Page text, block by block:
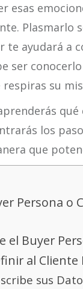
esas
Plasmarlo
te ayudará a
ser
su
qué
los
que
Persona o
el Buyer
al Cliente
sus